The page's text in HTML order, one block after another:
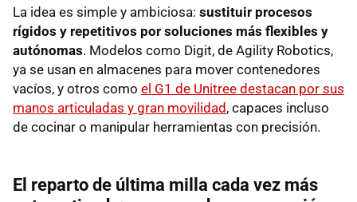
La idea es simple y ambiciosa: sustituir procesos
rígidos y repetitivos por soluciones más flexibles y
autónomas. Modelos como Digit, de Agility Robotics,
ya se usan en almacenes para mover contenedores
vacíos, y otros como el G1 de Unitree destacan por sus
manos articuladas y gran movilidad, capaces incluso
de cocinar o manipular herramientas con precisión.
El reparto de última milla cada vez más